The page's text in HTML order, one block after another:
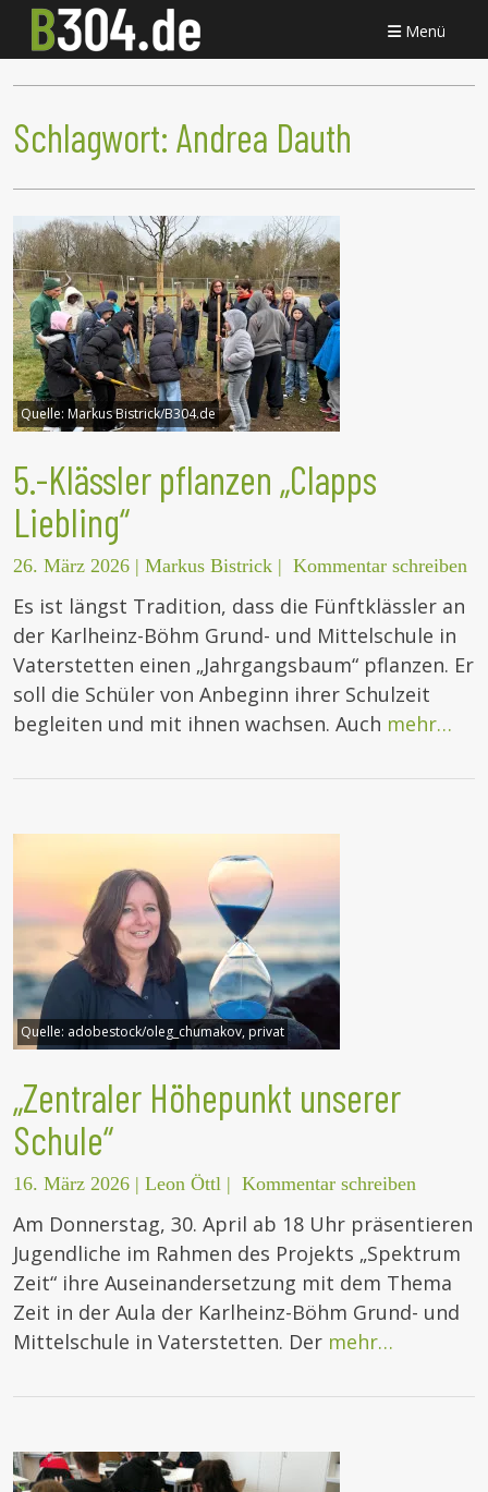
Menü
Schlagwort: Andrea Dauth
Quelle: Markus Bistrick/B304.de
5.-Klässler pflanzen „Clapps
Liebling“
26. März 2026 | Markus Bistrick | Kommentar schreiben
Es ist längst Tradition, dass die Fünftklässler an
der Karlheinz-Böhm Grund- und Mittelschule in
Vaterstetten einen „Jahrgangsbaum“ pflanzen. Er
soll die Schüler von Anbeginn ihrer Schulzeit
begleiten und mit ihnen wachsen. Auch mehr…
Quelle: adobestock/oleg_chumakov, privat
„Zentraler Höhepunkt unserer
Schule“
16. März 2026 | Leon Öttl | Kommentar schreiben
Am Donnerstag, 30. April ab 18 Uhr präsentieren
Jugendliche im Rahmen des Projekts „Spektrum
Zeit“ ihre Auseinandersetzung mit dem Thema
Zeit in der Aula der Karlheinz-Böhm Grund- und
Mittelschule in Vaterstetten. Der mehr…